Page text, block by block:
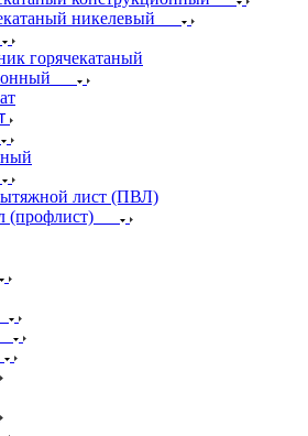
никелевый
горячекатаный
лист (ПВЛ)
(профлист)